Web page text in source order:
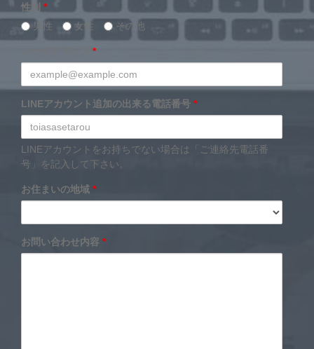
性別 *
男性
女性 その他
*
LINEアカウント追加の出来る電話番号 *
LINEアカウントをお持ちでない場合は「ご連絡先電話番
号」を記入して下さい。
お住まいの地域 *
お問い合わせ内容 *